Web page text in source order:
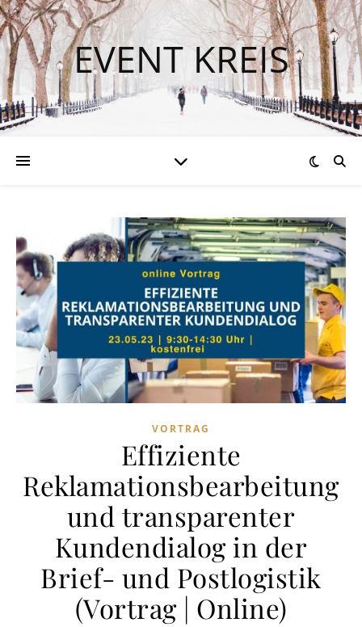
EVENT KREIS
VORTRAG
Effiziente
Reklamationsbearbeitung
und transparenter
Kundendialog in der
Brief- und Postlogistik
(Vortrag | Online)